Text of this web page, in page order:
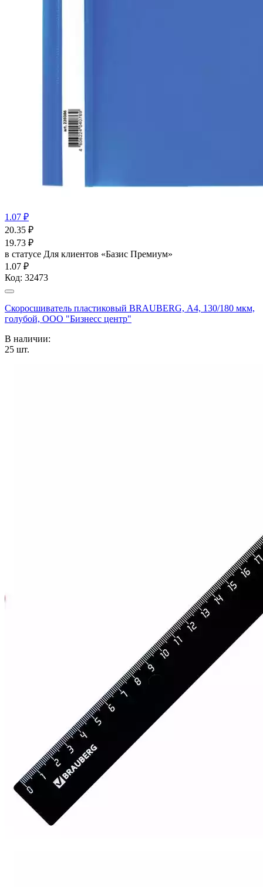
1.07 ₽
20.35 ₽
19.73 ₽
в статусе Для клиентов «Базис Премиум»
1.07 ₽
Код: 32473
Скоросшиватель пластиковый BRAUBERG, А4, 130/180 мкм,
голубой, ООО "Бизнесс центр"
В наличии:
25 шт.